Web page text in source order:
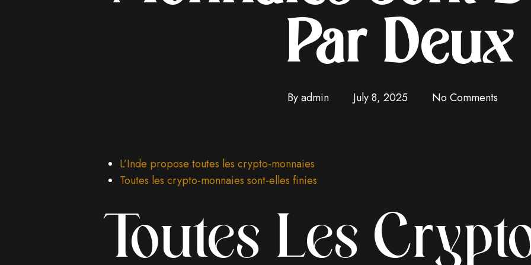
Par Deux
By admin July 8, 2025 No Comments
L’Inde propose toutes les crypto-monnaies
Toutes les crypto-monnaies sont-elles finies
Toutes Les